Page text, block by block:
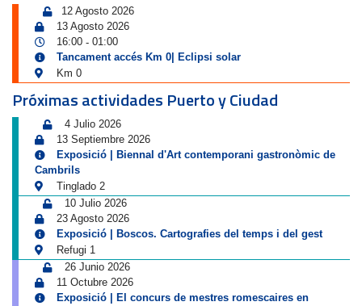
12 Agosto 2026
13 Agosto 2026
16:00 - 01:00
Tancament accés Km 0| Eclipsi solar
Km 0
Próximas actividades Puerto y Ciudad
4 Julio 2026
13 Septiembre 2026
Exposició | Biennal d'Art contemporani gastronòmic de
Cambrils
Tinglado 2
10 Julio 2026
23 Agosto 2026
Exposició | Boscos. Cartografies del temps i del gest
Refugi 1
26 Junio 2026
11 Octubre 2026
Exposició | El concurs de mestres romescaires en